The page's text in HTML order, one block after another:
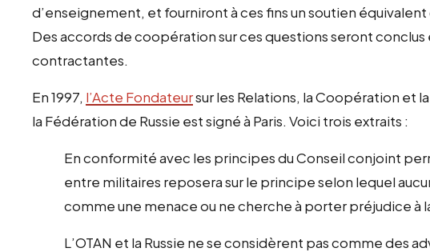
d’enseignement, et fourniront à ces fins un soutien équivalent
Des accords de coopération sur ces questions seront conclus
contractantes.
En 1997, l’Acte Fondateursur les Relations, la Coopération et
la Fédération de Russie est signé à Paris. Voici trois extraits :
En conformité avec les principes du Conseil conjoint
entre militaires reposera sur le principe selon lequel
comme une menace ou ne cherche à porter préjudice à
L’OTAN et la Russie ne se considèrent pas comme des